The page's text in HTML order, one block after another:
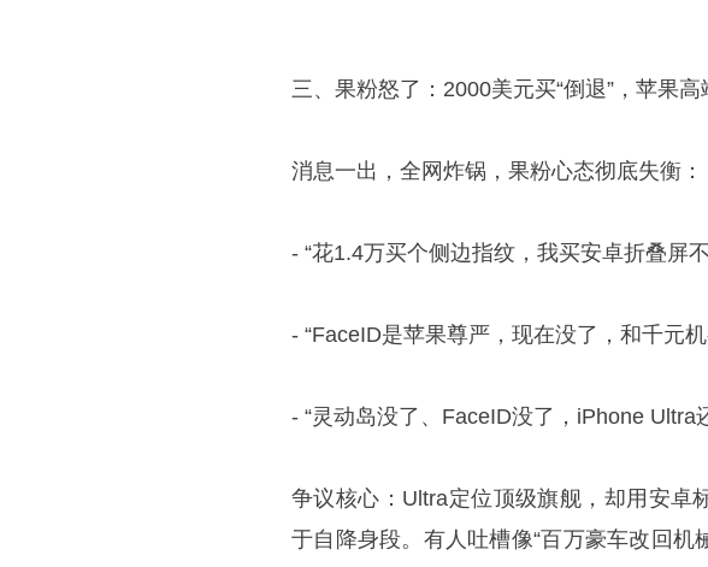
三、果粉怒了：2000美元买“倒退”，苹果
消息一出，全网炸锅，果粉心态彻底失衡：
- “花1.4万买个侧边指纹，我买安卓折叠屏
- “FaceID是苹果尊严，现在没了，和千元
- “灵动岛没了、FaceID没了，iPhone Ultra
争议核心：Ultra定位顶级旗舰，却用安卓
于自降身段。有人吐槽像“百万豪车改回机